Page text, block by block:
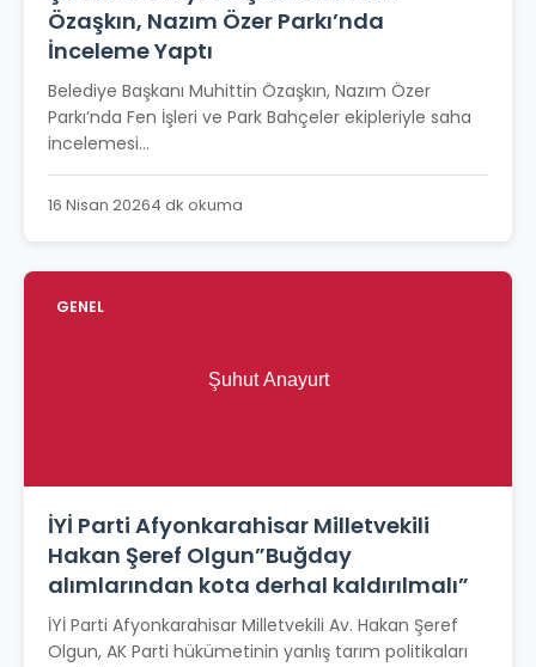
Özaşkın, Nazım Özer Parkı’nda
İnceleme Yaptı
Belediye Başkanı Muhittin Özaşkın, Nazım Özer
Parkı’nda Fen İşleri ve Park Bahçeler ekipleriyle saha
incelemesi...
16 Nisan 20264 dk okuma
GENEL
İYİ Parti Afyonkarahisar Milletvekili
Hakan Şeref Olgun”Buğday
alımlarından kota derhal kaldırılmalı”
İYİ Parti Afyonkarahisar Milletvekili Av. Hakan Şeref
Olgun, AK Parti hükümetinin yanlış tarım politikaları